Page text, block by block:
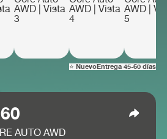
⭐ NuevoEntrega 45-60 días
AUTO AWD